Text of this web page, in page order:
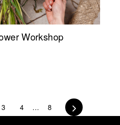
Workshop
3 4 … 8 Next